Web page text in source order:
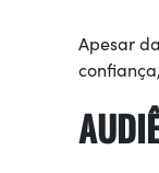
Apesar